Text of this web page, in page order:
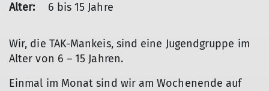
Alter: 6 bis 15 Jahre
Wir, die TAK-Mankeis, sind eine Jugendgruppe im
Alter von 6 – 15 Jahren.
Einmal im Monat sind wir am Wochenende auf